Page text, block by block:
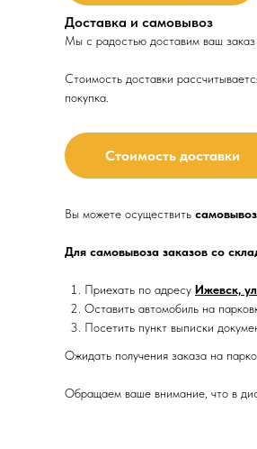
Доставка и самовывоз
Мы с радостью доставим ваш
Стоимость доставки
покупка.
Стоимость доставки
Вы можете осуществить
Для самовывоза заказов со
Приехать по адресу Ижевск,
Оставить автомобиль на
Посетить пункт выписки
Ожидать получения заказа на
Обращаем ваше внимание, что в